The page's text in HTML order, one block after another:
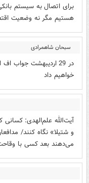
برای اتصال به سیستم
هستیم مگر نه وضعیت
سبحان شاهمرادی
اصولگرا
در 29 اردیبهشت جواب
خواهیم داد
آیت‌الله علم‌الهدی: کسانی
و شتیلا» نگاه کنند/
می‌دهند بعد کسی با وقاحت